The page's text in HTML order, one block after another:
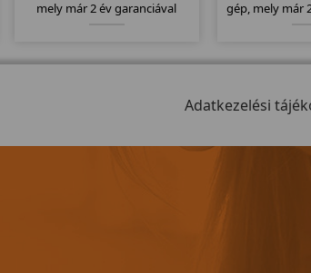
mely már 2 év garanciával
kategóriájához képest
gép, mely már
egy nagy
Adatkezelési